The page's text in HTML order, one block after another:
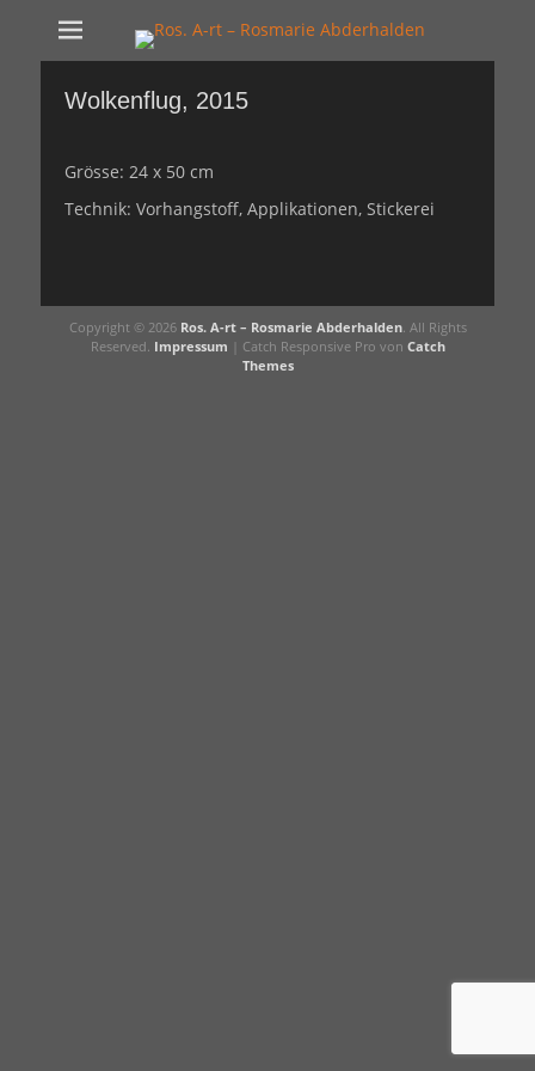
Ros. A-rt -
Kunst Schaffen
Wolkenflug, 2015
Grösse: 24 x 50 cm
Technik: Vorhangstoff, Applikationen, Stickerei
Copyright © 2026 Ros. A-rt – Rosmarie Abderhalden. All Rights
Reserved. Impressum | Catch Responsive Pro von Catch
Themes